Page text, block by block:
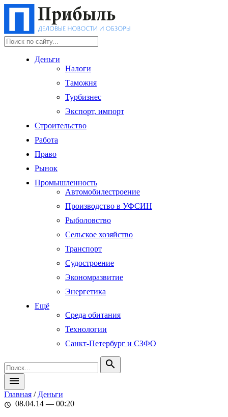
Деньги
Налоги
Таможня
Турбизнес
Экспорт, импорт
Строительство
Работа
Право
Рынок
Промышленность
Автомобилестроение
Производство в УФСИН
Рыболовство
Сельское хозяйство
Транспорт
Судостроение
Экономразвитие
Энергетика
Ещё
Среда обитания
Технологии
Санкт-Петербург и СЗФО
search
menu
Главная / Деньги
schedule 08.04.14 — 00:20